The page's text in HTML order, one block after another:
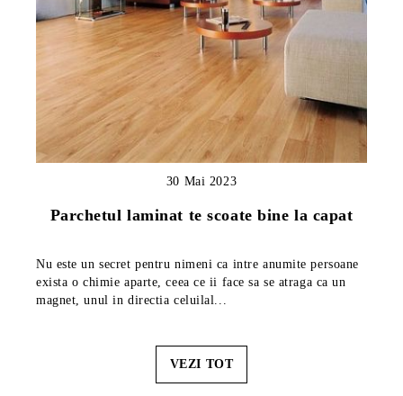
Parchetul laminat te scoate bine la capat
30 Mai 2023
Nu este un secret pentru nimeni ca intre anumite persoane
exista o chimie aparte, ceea ce ii face sa se atraga ca un
magnet, unul in directia celuilal...
VEZI TOT